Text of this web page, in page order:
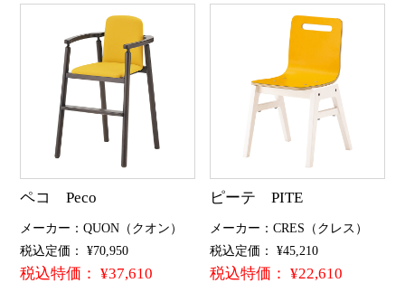
ペコ Peco
メーカー：QUON（クオン）
税込定価： ¥70,950
税込特価： ¥37,610
ピーテ PITE
メーカー：CRES（クレス）
税込定価： ¥45,210
税込特価： ¥22,610